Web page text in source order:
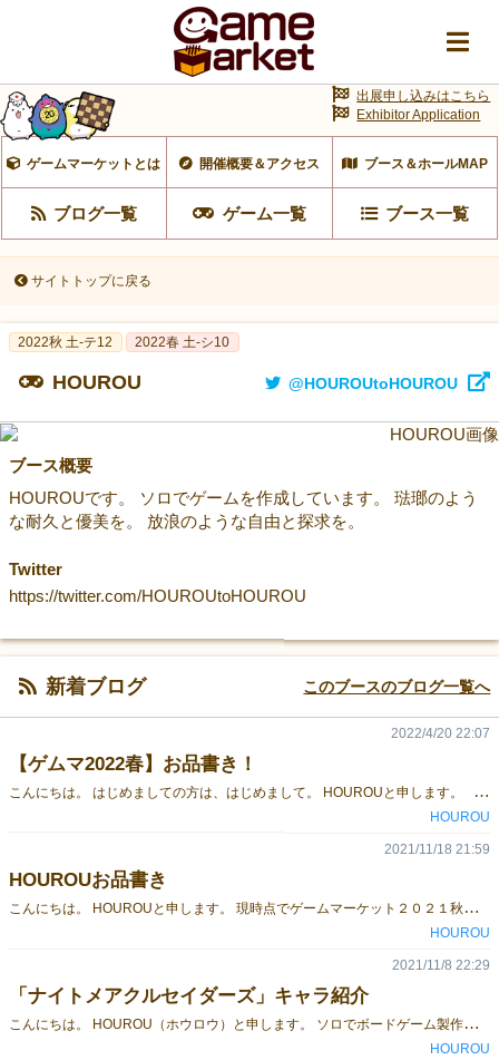
ゲームマーケットとは 開催概要＆アクセス ブース＆ホールMAP
ブログ一覧 ゲーム一覧 ブース一覧
出展申し込みはこちら
Exhibitor Application
サイトトップに戻る
2022秋 土-テ12 2022春 土-シ10
HOUROU @HOUROUtoHOUROU
ブース概要
HOUROUです。 ソロでゲームを作成しています。 琺瑯のよう
な耐久と優美を。 放浪のような自由と探求を。
Twitter
https://twitter.com/HOUROUtoHOUROU
新着ブログ このブースのブログ一覧へ
【ゲムマ2022春】お品書き！
こ
んにちは。 はじめましての方は、はじめまして。 HOUROUと申します。 ゲームマーケット2022春のお品書きを公開します。 2019秋からの旧作や、2021秋の準新作を頒布します。 旧作に関しては、特別価格でのご提供となります。 ＜お品書き＞ 「BEASTORY」（2019秋・旧作） ３,０００円 ・１～６人用、協力型RPG風ボードゲーム ・ビーストを使用して、エメラルドの森を守る旅に出よう。 ・「BEASTORY」紹介ページ 「SOUL＆CIRCUS」（2020春・旧作） １,５００円 ・２～４人用、対戦型ポーカーベースのゲーム ・手札の役で相手の魂を奪い、捨て札の役で戦況を変える戦略ポーカー！ ・「SOUL＆CIRCUS」紹介ページ 「ナイトメアクルセイダーズ」（2021秋・準新作） ４,０００円 ・２～５人用、協力型タクティカルボードゲーム ・駒を動かし、挟撃して悪夢を倒そう。夢のようなストーリーとステラテジー ・「ナイトメアクルセイダーズ」紹介ページ 以上です。 当日は【土曜・シ１０】ブースでお待ちしております。 次回作「蒐刀伝」のテスト版も展示していますので、ぜひ足を運びにいらっしゃってください(^^♪ お待ちしております！！
2022/4/20 22:07
HOUROU
HOUROUお品書き
こ
んにちは。 HOUROUと申します。 現時点でゲームマーケット２０２１秋まであと２日。 今回で３回目のゲームマーケット出展となりますが、この独特の緊張感や高揚感がたまりません。 皆様はいかかでしょうか。 さて、当日のお品書きを作成しました。ぜひご覧ください。 ゲームマーケット２０２１秋では、新作「ナイトメアクルセイダーズ」を頒布します。 また、旧作「ソウルアンドサーカス」とのゲムマ限定セットも少数頒布しますので、ぜひこの機会にお買い求めください。 当日は１日目【チ０３】ブースでお待ちしております。 また、取り置き予約を１９日１７時まで承っております。 ご興味のある方は、こちらのリンクより予約をお願いいたします。 当日お会いできるのを楽しみにしています。 それではまた。
2021/11/18 21:59
HOUROU
「ナイトメアクルセイダーズ」キャラ紹介
こ
んにちは。 HOUROU（ホウロウ）と申します。 ソロでボードゲーム製作にいそしんでおります。どうぞお見知りおきを。 さて、ゲムマ秋に新作「ナイトメアクルセイダーズ」を頒布します。 ２～５人用の協力ゲームとなっています。マス目状のシートでアクリル駒を動かし、敵を倒してステージを進んでいくゲームです。 概要はこちらのリンクよりご覧ください。 今回はこのゲームに登場するプレイキャラクターを紹介します。 プレイヤーが１人１キャラクターを使用し、キャラクターを成長させていくのはこのゲームの醍醐味の一つです。 また、それぞれ個性とキャラクター性能が異なり、違うキャラクターを使うたびに一味違う楽しさが味わえます。 それでは、以下より紹介します。 【アルファ】 【ベータ】 【デルタ】 【ガンマ】 【シータ】 全部で５キャラクターです。 ２～５人用のゲームですので、５人でプレイする場合は全てのキャラクターを使うことになります。 あなたはどのキャラクターを使いたいですか？(^^） ぜひブースに来て教えてください。 HOUROUはゲムマ秋１日目【チ０３】ブースです。 こちらのリンクより、当日の取り置き予約も承っております。 皆様と会えるのを楽しみにしています。 それではまた。
2021/11/8 22:29
HOUROU